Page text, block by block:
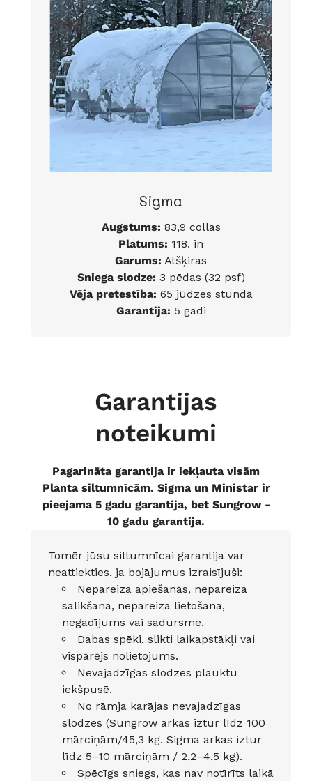
Sigma
Augstums: 83,9 collas
Platums: 118. in
Garums: Atšķiras
Sniega slodze: 3 pēdas (32 psf)
Vēja pretestība: 65 jūdzes stundā
Garantija: 5 gadi
Garantijas
noteikumi
Pagarināta garantija ir iekļauta visām
Planta siltumnīcām. Sigma un Ministar ir
pieejama 5 gadu garantija, bet Sungrow -
10 gadu garantija.
Tomēr jūsu siltumnīcai garantija var
neattiekties, ja bojājumus izraisījuši:
Nepareiza apiešanās, nepareiza
salikšana, nepareiza lietošana,
negadījums vai sadursme.
Dabas spēki, slikti laikapstākļi vai
vispārējs nolietojums.
Nevajadzīgas slodzes plauktu
iekšpusē.
No rāmja karājas nevajadzīgas
slodzes (Sungrow arkas iztur līdz 100
mārciņām/45,3 kg. Sigma arkas iztur
līdz 5–10 mārciņām / 2,2–4,5 kg).
Spēcīgs sniegs, kas nav notīrīts laikā